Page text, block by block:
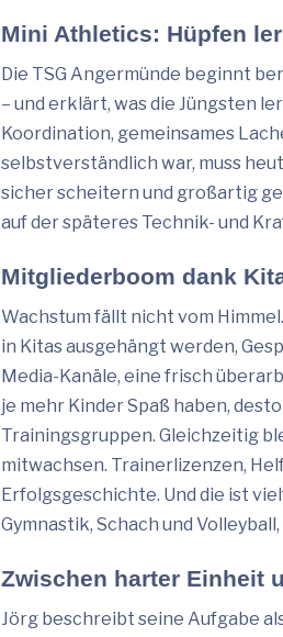
Mini Athletics: Hüpfen
Die TSG Angermünde beginnt
– und erklärt, was die Jüngsten
Koordination, gemeinsames
selbstverständlich war, muss
sicher scheitern und großartig
auf der späteres Technik- und
Mitgliederboom dank
Wachstum fällt nicht vom
in Kitas ausgehängt werden,
Media-Kanäle, eine frisch
je mehr Kinder Spaß haben,
Trainingsgruppen. Gleichzeitig
mitwachsen. Trainerlizenzen,
Erfolgsgeschichte. Und die ist
Gymnastik, Schach und
Zwischen harter Einheit
Jörg beschreibt seine Aufgabe